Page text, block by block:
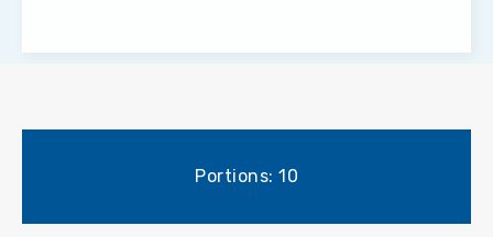
Portions: 10